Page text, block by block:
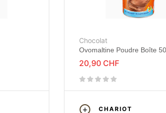
Chocolat
Ovomaltine Poudre Boîte
20,90 CHF
CHARIOT